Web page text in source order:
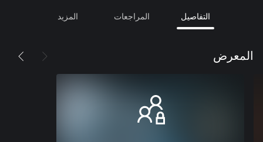
التفاصيل المراجعات المزيد
المعرض